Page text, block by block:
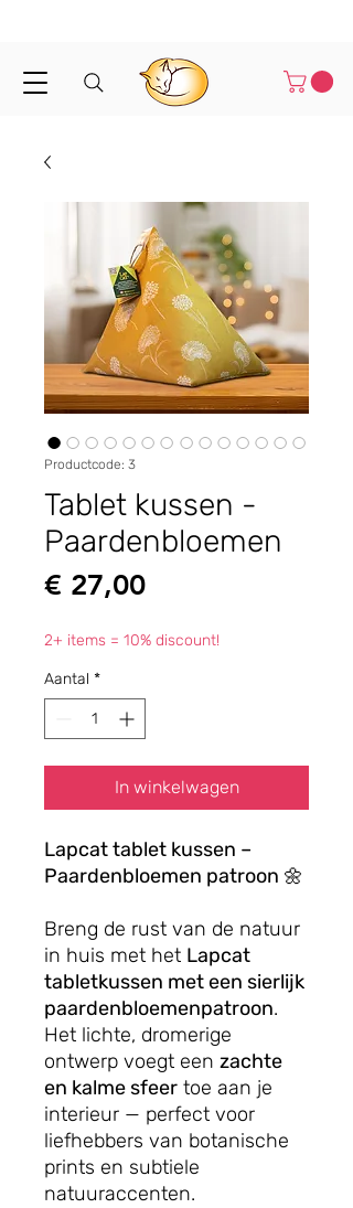
Productcode: 3
Tablet kussen -
Paardenbloemen
€ 27,00Prijs
2+ items = 10% discount!
Aantal *
In winkelwagen
Lapcat tablet kussen –
Paardenbloemen patroon 🌼
Breng de rust van de natuur
in huis met het Lapcat
tabletkussen met een sierlijk
paardenbloemenpatroon.
Het lichte, dromerige
ontwerp voegt een zachte
en kalme sfeer toe aan je
interieur — perfect voor
liefhebbers van botanische
prints en subtiele
natuuraccenten.